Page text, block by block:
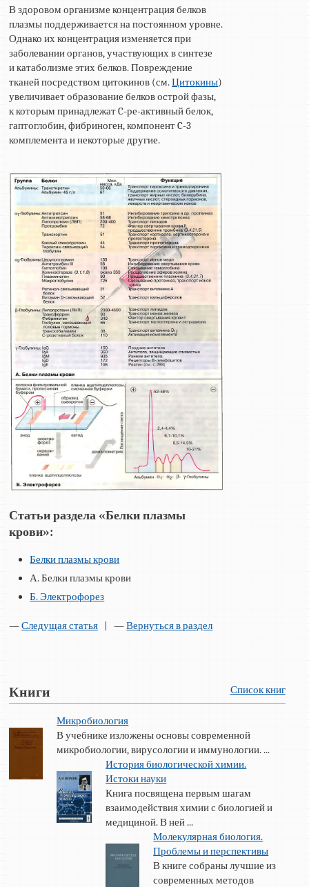
В здоровом организме концентрация белков
плазмы поддерживается на постоянном уровне.
Однако их концентрация изменяется при
заболевании органов, участвующих в синтезе
и катаболизме этих белков. Повреждение
тканей посредством цитокинов (см.Цитокины)
увеличивает образование белков острой фазы,
к которым принадлежат C-ре-активный белок,
гаптоглобин, фибриноген, компонент C-3
комплемента и некоторые другие.
Статьи раздела «Белки плазмы
крови»:
Белки плазмы крови
А. Белки плазмы крови
Б. Электрофорез
—Следущая статья | —Вернуться в раздел
Книги Список книг
Микробиология
В учебнике изложены основы современной
микробиологии, вирусологии и иммунологии. ...
История биологической химии.
Истоки науки
Книга посвящена первым шагам
взаимодействия химии с биологией и
медициной. В ней ...
Молекулярная биология.
Проблемы и перспективы
В книге собраны лучшие из
современных методов